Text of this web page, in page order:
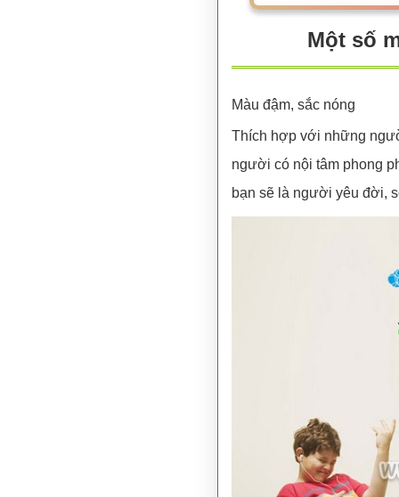
Một số
Màu đậm, sắc nóng
Thích hợp với những
người có nội tâm phong
bạn sẽ là người yêu đời,